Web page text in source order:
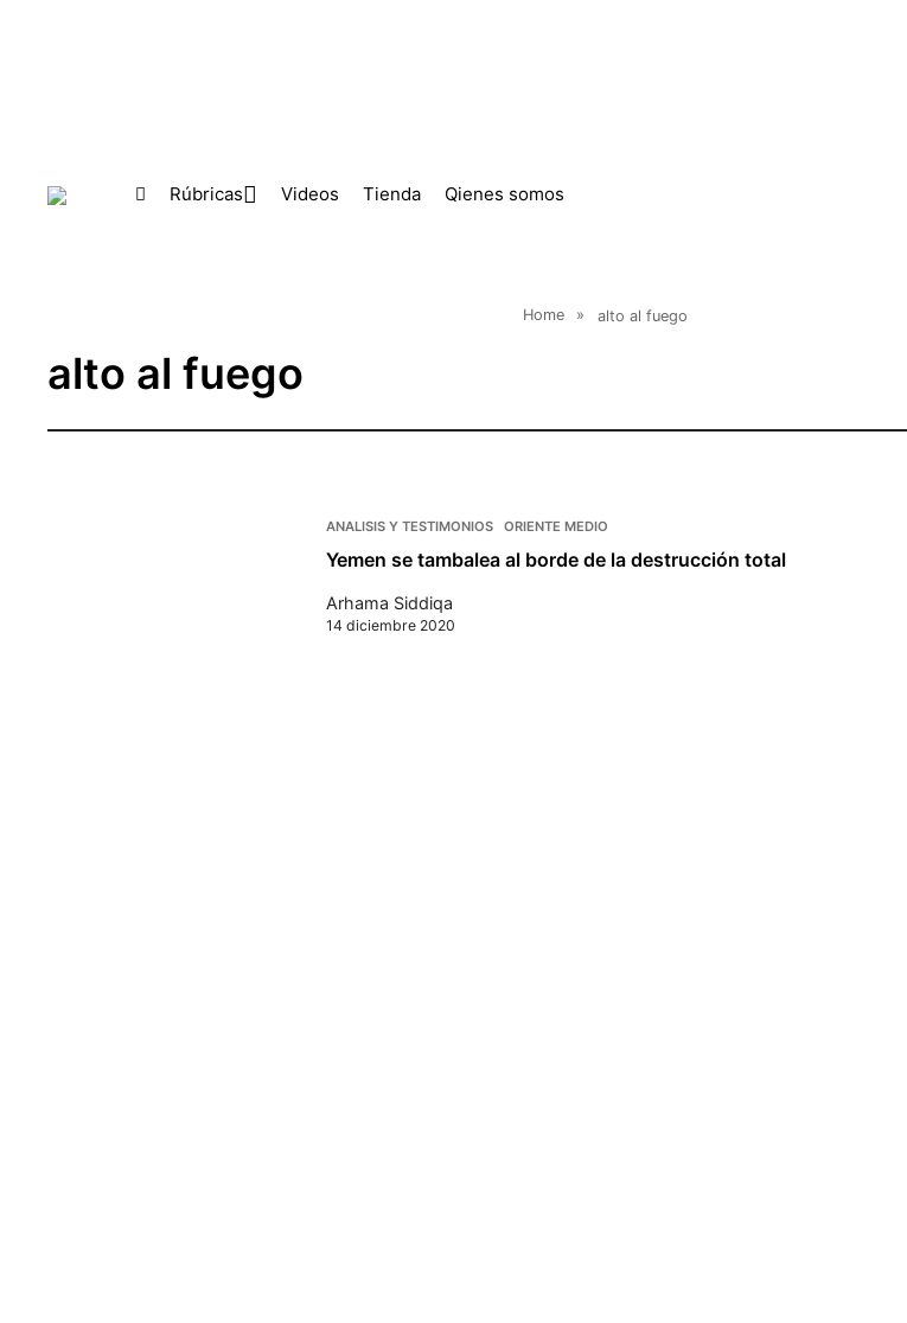
Rúbricas Videos Tienda Qienes somos
Home » alto al fuego
alto al fuego
ANALISIS Y TESTIMONIOS ORIENTE MEDIO
Yemen se tambalea al borde de la destrucción total
Arhama Siddiqa
14 diciembre 2020